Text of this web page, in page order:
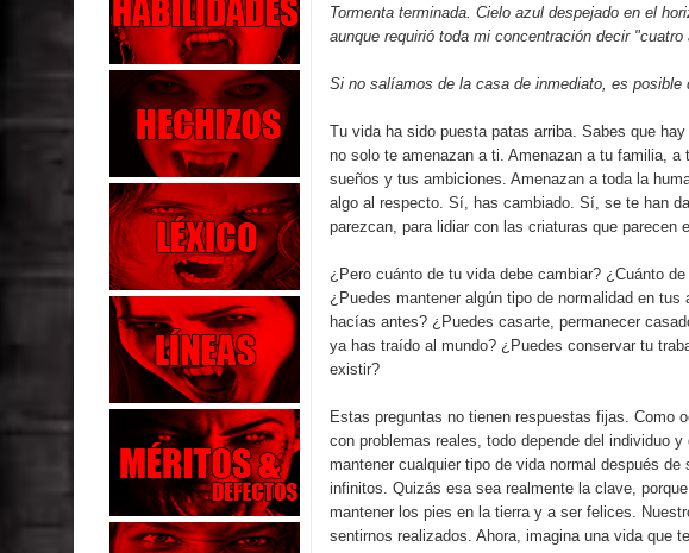
Tormenta terminada. Cielo azul despejado en el
aunque requirió toda mi concentración decir
Si no salíamos de la casa de inmediato, es posible
Tu vida ha sido puesta patas arriba. Sabes que
no solo te amenazan a ti. Amenazan a tu familia,
sueños y tus ambiciones. Amenazan a toda la
algo al respecto. Sí, has cambiado. Sí, se te han
parezcan, para lidiar con las criaturas que parecen
¿Pero cuánto de tu vida debe cambiar? ¿Cuánto
¿Puedes mantener algún tipo de normalidad en
hacías antes? ¿Puedes casarte, permanecer
ya has traído al mundo? ¿Puedes conservar tu
existir?
Estas preguntas no tienen respuestas fijas. Como
con problemas reales, todo depende del individuo
mantener cualquier tipo de vida normal después
infinitos. Quizás esa sea realmente la clave,
mantener los pies en la tierra y a ser felices.
sentirnos realizados. Ahora, imagina una vida que